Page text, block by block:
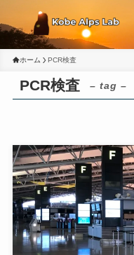
ホーム PCR検査
PCR検査 – tag –